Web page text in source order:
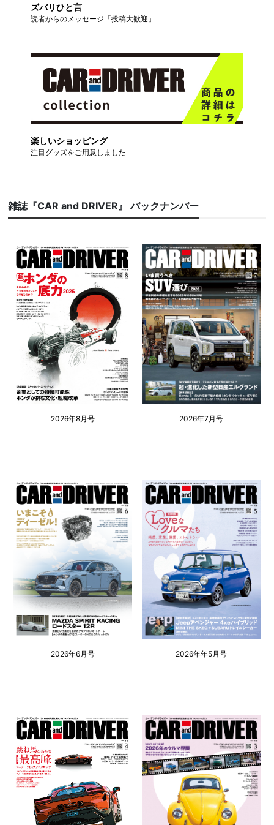
ズバリひと言
読者からのメッセージ「投稿大歓迎」
楽しいショッピング
注目グッズをご用意しました
雑誌『CAR and DRIVER』 バックナンバー
2026年8月号 2026年7月号
2026年6月号 2026年年5月号